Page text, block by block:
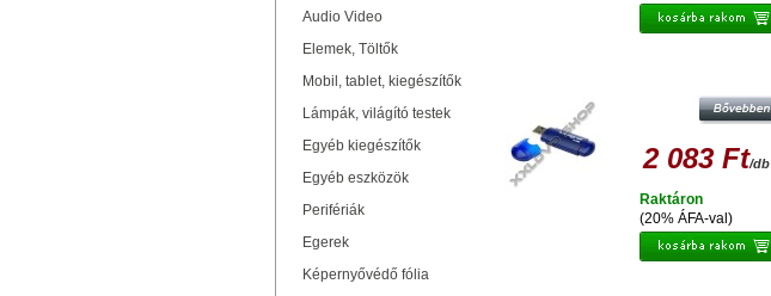
Audio Video
Elemek, Töltők
Mobil, tablet, kiegészítők
Lámpák, világító testek
Egyéb kiegészítők
Egyéb eszközök
Perifériák
Egerek
Képernyővédő fólia
2 083 Ft/db
(20% ÁFA-val)
Raktáron